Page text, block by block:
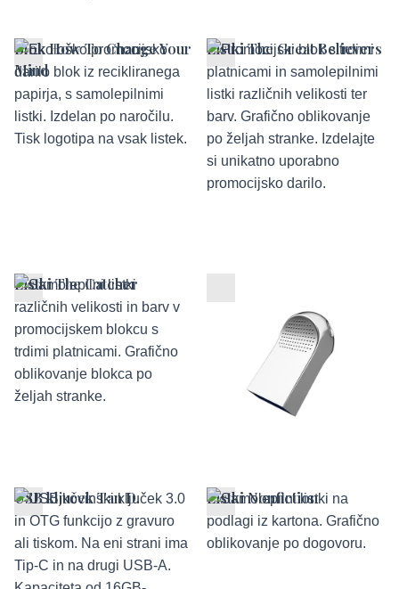
Blok How To Change Your
Mind
Listki The Great Believers
Listki The Catcher
USB ključek Tan D. Listki Nonfiction